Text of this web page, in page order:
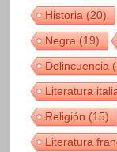
Historia(20)
Negra(19)
Delincuencia
Literatura
Religión(15)
Literatura